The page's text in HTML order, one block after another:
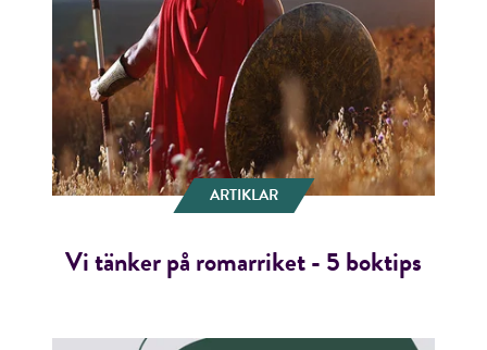
ARTIKLAR
Vi tänker på romarriket - 5 boktips